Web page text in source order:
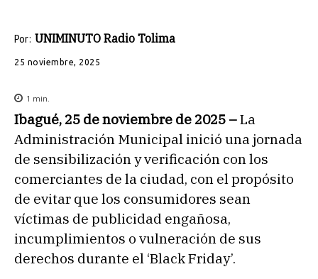
Por: UNIMINUTO Radio Tolima
25 noviembre, 2025
1 min.
Ibagué, 25 de noviembre de 2025 –La
Administración Municipal inició una jornada
de sensibilización y verificación con los
comerciantes de la ciudad, con el propósito
de evitar que los consumidores sean
víctimas de publicidad engañosa,
incumplimientos o vulneración de sus
derechos durante el ‘Black Friday’.